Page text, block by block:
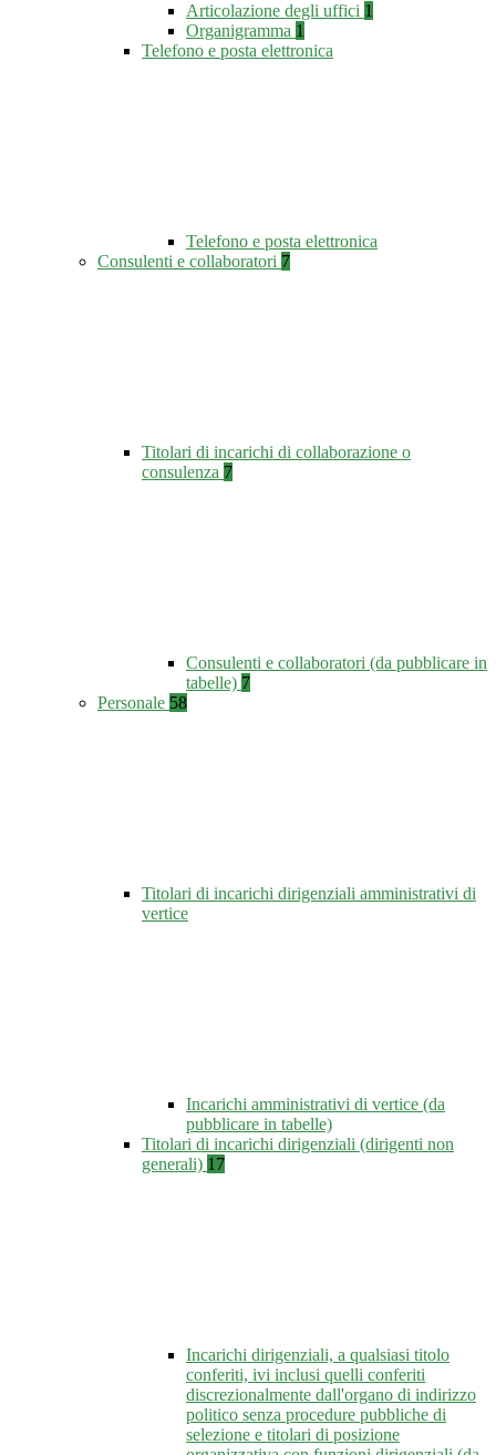
Articolazione degli uffici 1
Organigramma 1
Telefono e posta elettronica
Telefono e posta elettronica
Consulenti e collaboratori 7
Titolari di incarichi di collaborazione o
consulenza 7
Consulenti e collaboratori (da pubblicare in
tabelle) 7
Personale 58
Titolari di incarichi dirigenziali amministrativi di
vertice
Incarichi amministrativi di vertice (da
pubblicare in tabelle)
Titolari di incarichi dirigenziali (dirigenti non
generali) 17
Incarichi dirigenziali, a qualsiasi titolo
conferiti, ivi inclusi quelli conferiti
discrezionalmente dall'organo di indirizzo
politico senza procedure pubbliche di
selezione e titolari di posizione